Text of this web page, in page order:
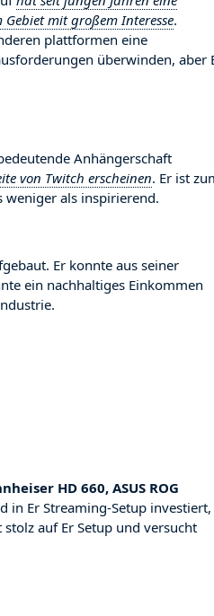
mit großem Interesse.
plattformen eine
überwinden, aber
Anhängerschaft
von Twitch erscheinen. Er ist
weniger als inspirierend.
Er konnte aus seiner
ein nachhaltiges Einkommen
HD 660, ASUS ROG
in Er Streaming-Setup investiert,
auf Er Setup und versucht